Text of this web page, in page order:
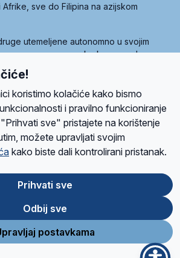
sve do Filipina na azijskom
utemeljene autonomno u svojim
su povezane preko krovne udruge
obitelj Radio Marije (World Family of
obitelj utemeljilo je sedam članica, među
Radio Marija.
VolonteriPrijateljiKontaktPravila privatnosti
Google reCAPTCHA sustavom
Google
Play
koristimo kolačiće kako bismo
i pravilno funkcioniranje
sve" pristajete na korištenje
možete upravljati svojim
kako biste dali kontrolirani pristanak.
Prihvati sve
Odbij sve
postavkama